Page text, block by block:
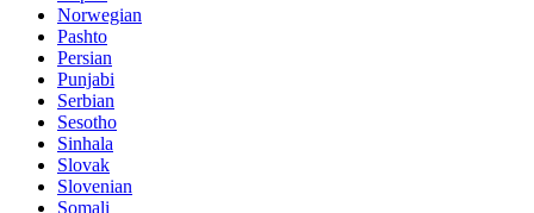
Norwegian
Pashto
Persian
Punjabi
Serbian
Sesotho
Sinhala
Slovak
Slovenian
Somali